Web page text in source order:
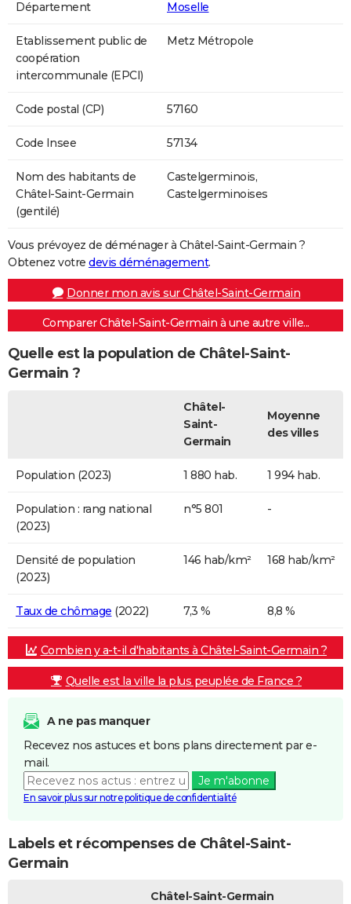
Département Moselle
Etablissement public de
coopération
intercommunale (EPCI)
Metz Métropole
Code postal (CP) 57160
Code Insee 57134
Nom des habitants de
Châtel-Saint-Germain
(gentilé)
Castelgerminois,
Castelgerminoises
Vous prévoyez de déménager à Châtel-Saint-Germain ?
Obtenez votre devis déménagement.
Donner mon avis sur Châtel-Saint-Germain
Comparer Châtel-Saint-Germain à une autre ville...
Quelle est la population de Châtel-Saint-
Germain ?
Châtel-
Saint-
Germain
Moyenne
des villes
Population (2023) 1 880 hab. 1 994 hab.
Population : rang national
(2023)
n°5 801 -
Densité de population
(2023)
146 hab/km² 168 hab/km²
Taux de chômage (2022) 7,3 % 8,8 %
Combien y a-t-il d'habitants à Châtel-Saint-Germain ?
Quelle est la ville la plus peuplée de France ?
A ne pas manquer
Recevez nos astuces et bons plans directement par e-
mail.
Je m'abonne
En savoir plus sur notre politique de confidentialité
Labels et récompenses de Châtel-Saint-
Germain
Châtel-Saint-Germain